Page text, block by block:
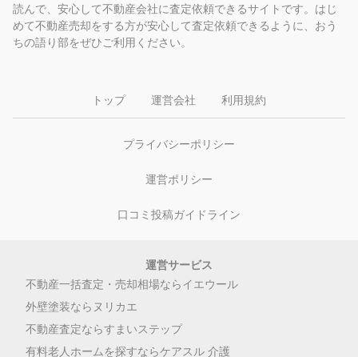
読んで、安心して不動産会社に査定依頼できるサイトです。はじ
めて不動産売却をする方が安心して査定依頼できるように、おう
ちの語り部をぜひご利用ください。
トップ 運営会社 利用規約
プライバシーポリシー
運営ポリシー
口コミ投稿ガイドライン
運営サービス
不動産一括査定・売却相場ならイエウール
外壁塗装ならヌリカエ
不動産査定ならすまいステップ
有料老人ホームを探すならケアスル 介護